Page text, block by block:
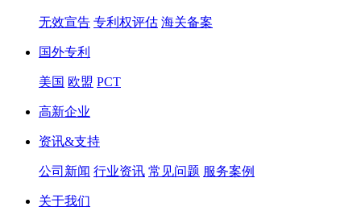
无效宣告 专利权评估 海关备案
国外专利
美国 欧盟 PCT
高新企业
资讯&支持
公司新闻 行业资讯 常见问题 服务案例
关于我们